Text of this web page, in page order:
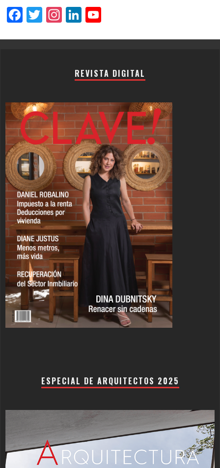
Facebook
Twitter
Instagram
LinkedIn
REVISTA DIGITAL
ESPECIAL DE ARQUITECTOS 2025